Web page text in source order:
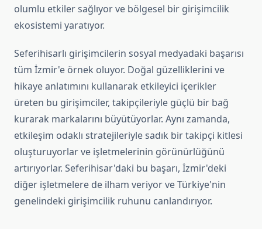
olumlu etkiler sağlıyor ve bölgesel bir girişimcilik
ekosistemi yaratıyor.
Seferihisarlı girişimcilerin sosyal medyadaki başarısı
tüm İzmir'e örnek oluyor. Doğal güzelliklerini ve
hikaye anlatımını kullanarak etkileyici içerikler
üreten bu girişimciler, takipçileriyle güçlü bir bağ
kurarak markalarını büyütüyorlar. Aynı zamanda,
etkileşim odaklı stratejileriyle sadık bir takipçi kitlesi
oluşturuyorlar ve işletmelerinin görünürlüğünü
artırıyorlar. Seferihisar'daki bu başarı, İzmir'deki
diğer işletmelere de ilham veriyor ve Türkiye'nin
genelindeki girişimcilik ruhunu canlandırıyor.